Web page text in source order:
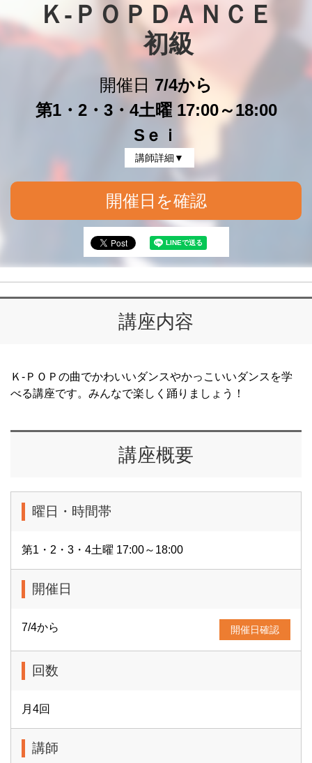
Ｋ-ＰＯＰＤＡＮＣＥ
初級
開催日 7/4から
第1・2・3・4土曜 17:00～18:00
Sｅｉ
講師詳細▼
開催日を確認
講座内容
Ｋ-ＰＯＰの曲でかわいいダンスやかっこいいダンスを学
べる講座です。みんなで楽しく踊りましょう！
講座概要
曜日・時間帯
第1・2・3・4土曜 17:00～18:00
開催日
7/4から 開催日確認
回数
月4回
講師